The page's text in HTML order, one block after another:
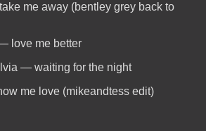
me away (bentley grey back to
love me better
— waiting for the night
me love (mikeandtess edit)